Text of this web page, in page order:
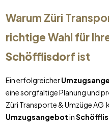
Warum Züri
richtige Wahl für
Schöfflisdorf ist
Ein erfolgreicher
eine sorgfältige Planung und
Züri Transporte & Umzüge AG
Umzugsangebotin